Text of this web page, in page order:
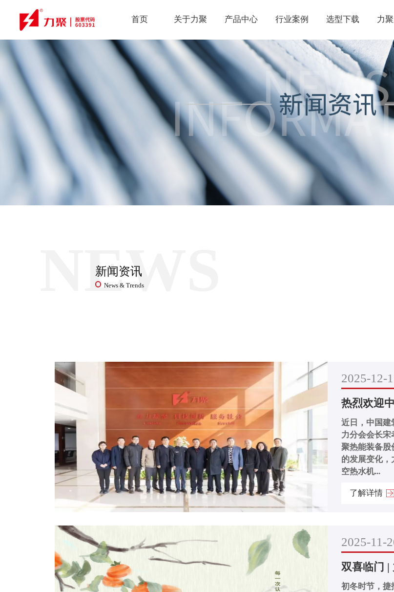
首页 关于力聚 产品中心 行业案例 选型下载 力
NEWS
新闻资讯
News & Trends
2025-12-
热烈欢迎
近日，中国建
力分会会长
聚热能装备股
的发展变化
空热水机...
了解详情
2025-11-
双喜临门 |
初冬时节，捷